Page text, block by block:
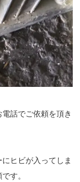
話でご依頼を頂き
ヒビが入ってしま
す。